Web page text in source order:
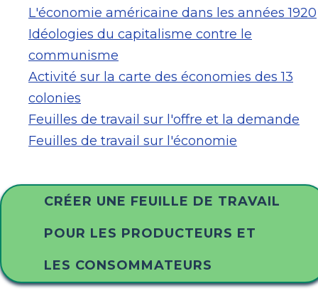
L'économie américaine dans les années 1920
Idéologies du capitalisme contre le
communisme
Activité sur la carte des économies des 13
colonies
Feuilles de travail sur l'offre et la demande
Feuilles de travail sur l'économie
CRÉER UNE FEUILLE DE TRAVAIL
POUR LES PRODUCTEURS ET
LES CONSOMMATEURS